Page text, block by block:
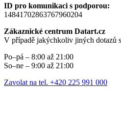
ID pro komunikaci s podporou:
14841702863767960204
Zákaznické centrum Datart.cz
V případě jakýchkoliv jiných dotazů
Po–pá – 8:00 až 21:00
So–ne – 9:00 až 21:00
Zavolat na tel. +420 225 991 000